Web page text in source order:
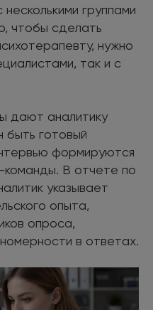
группами
чтобы сделать
нужно
так и с
дают аналитику
быть готовый
формируются
В отчете по
указывает
опыта,
опроса,
в ответах.